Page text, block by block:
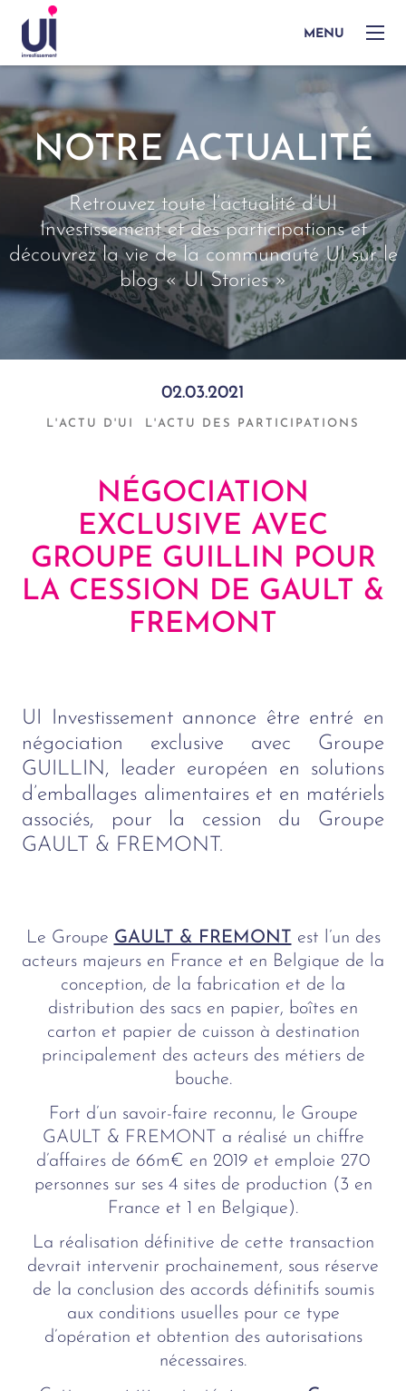
MENU
NOTRE ACTUALITÉ
Retrouvez toute l’actualité d’UI
Investissement et des participations et
découvrez la vie de la communauté UI sur le
blog « UI Stories »
02.03.2021
L'ACTU D'UI L'ACTU DES PARTICIPATIONS
NÉGOCIATION
EXCLUSIVE AVEC
GROUPE GUILLIN POUR
LA CESSION DE GAULT &
FREMONT
UI Investissement annonce être entré en
négociation exclusive avec Groupe
GUILLIN, leader européen en solutions
d’emballages alimentaires et en matériels
associés, pour la cession du Groupe
GAULT & FREMONT.
Le Groupe GAULT & FREMONT est l’un des
acteurs majeurs en France et en Belgique de la
conception, de la fabrication et de la
distribution des sacs en papier, boîtes en
carton et papier de cuisson à destination
principalement des acteurs des métiers de
bouche.
Fort d’un savoir-faire reconnu, le Groupe
GAULT & FREMONT a réalisé un chiffre
d’affaires de 66m€ en 2019 et emploie 270
personnes sur ses 4 sites de production (3 en
France et 1 en Belgique).
La réalisation définitive de cette transaction
devrait intervenir prochainement, sous réserve
de la conclusion des accords définitifs soumis
aux conditions usuelles pour ce type
d’opération et obtention des autorisations
nécessaires.